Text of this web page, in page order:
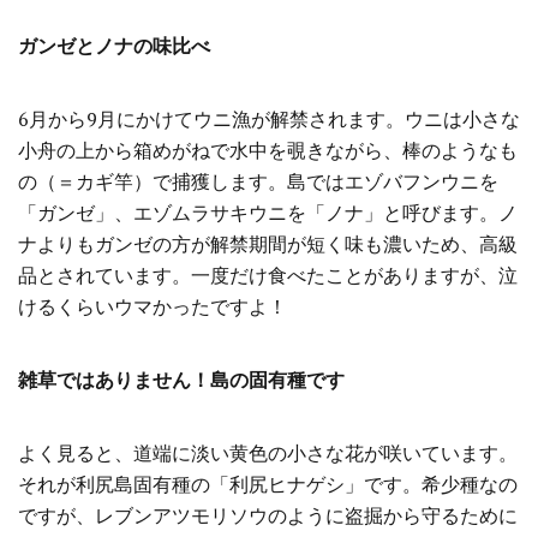
ガンゼとノナの味比べ
6月から9月にかけてウニ漁が解禁されます。ウニは小さな
小舟の上から箱めがねで水中を覗きながら、棒のようなも
の（＝カギ竿）で捕獲します。島ではエゾバフンウニを
「ガンゼ」、エゾムラサキウニを「ノナ」と呼びます。ノ
ナよりもガンゼの方が解禁期間が短く味も濃いため、高級
品とされています。一度だけ食べたことがありますが、泣
けるくらいウマかったですよ！
雑草ではありません！島の固有種です
よく見ると、道端に淡い黄色の小さな花が咲いています。
それが利尻島固有種の「利尻ヒナゲシ」です。希少種なの
ですが、レブンアツモリソウのように盗掘から守るために